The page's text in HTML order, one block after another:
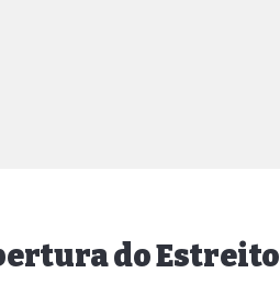
do Estreito